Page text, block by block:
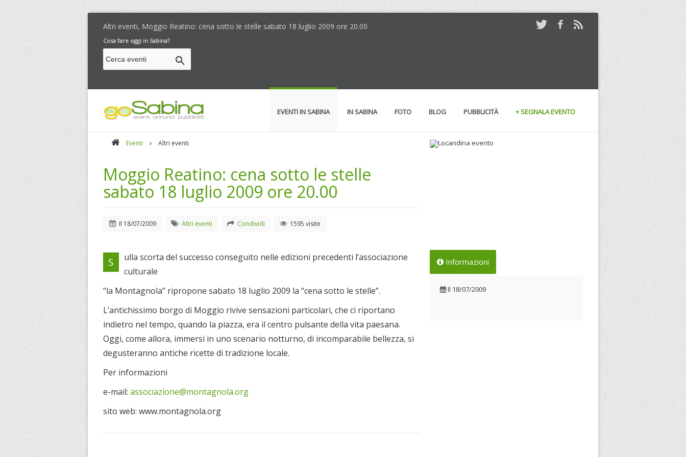
Altri eventi, Moggio Reatino: cena sotto le stelle sabato 18 luglio 2009 ore 20.00
Cosa fare oggi in Sabina?
EVENTI IN SABINA IN SABINA FOTO BLOG PUBBLICITÀ + SEGNALA EVENTO
Eventi Altri eventi
Moggio Reatino: cena sotto le stelle
sabato 18 luglio 2009 ore 20.00
Il 18/07/2009 Altri eventi Condividi 1595 visite
S
ulla scorta del successo conseguito nelle edizioni precedenti l’associazione
culturale
“la Montagnola” ripropone sabato 18 luglio 2009 la “cena sotto le stelle”.
L’antichissimo borgo di Moggio rivive sensazioni particolari, che ci riportano
indietro nel tempo, quando la piazza, era il centro pulsante della vita paesana.
Oggi, come allora, immersi in uno scenario notturno, di incomparabile bellezza, si
degusteranno antiche ricette di tradizione locale.
Per informazioni
e-mail: associazione@montagnola.org
sito web: www.montagnola.org
Informazioni
Il 18/07/2009